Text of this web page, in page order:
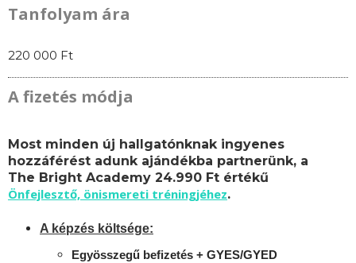
Tanfolyam ára
220 000 Ft
A fizetés módja
Most minden új hallgatónknak ingyenes
hozzáférést adunk ajándékba partnerünk, a
The Bright Academy 24.990 Ft értékű
Önfejlesztő, önismereti tréningjéhez.
A képzés költsége:
Egyösszegű befizetés + GYES/GYED